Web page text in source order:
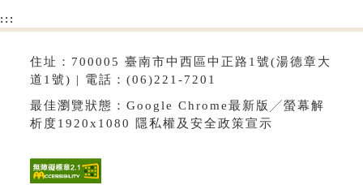
:::
住址：700005 臺南市中西區中正路1號(湯德章大
道1號) | 電話：(06)221-7201
最佳瀏覽狀態：Google Chrome最新版╱螢幕解
析度1920x1080 隱私權及安全政策宣示